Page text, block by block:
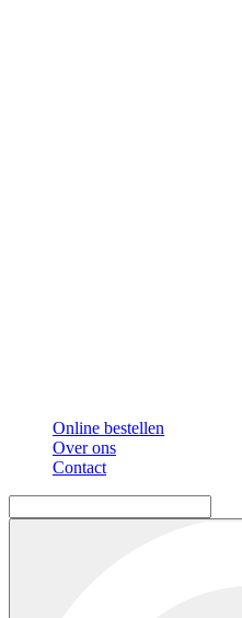
Online bestellen
Over ons
Contact